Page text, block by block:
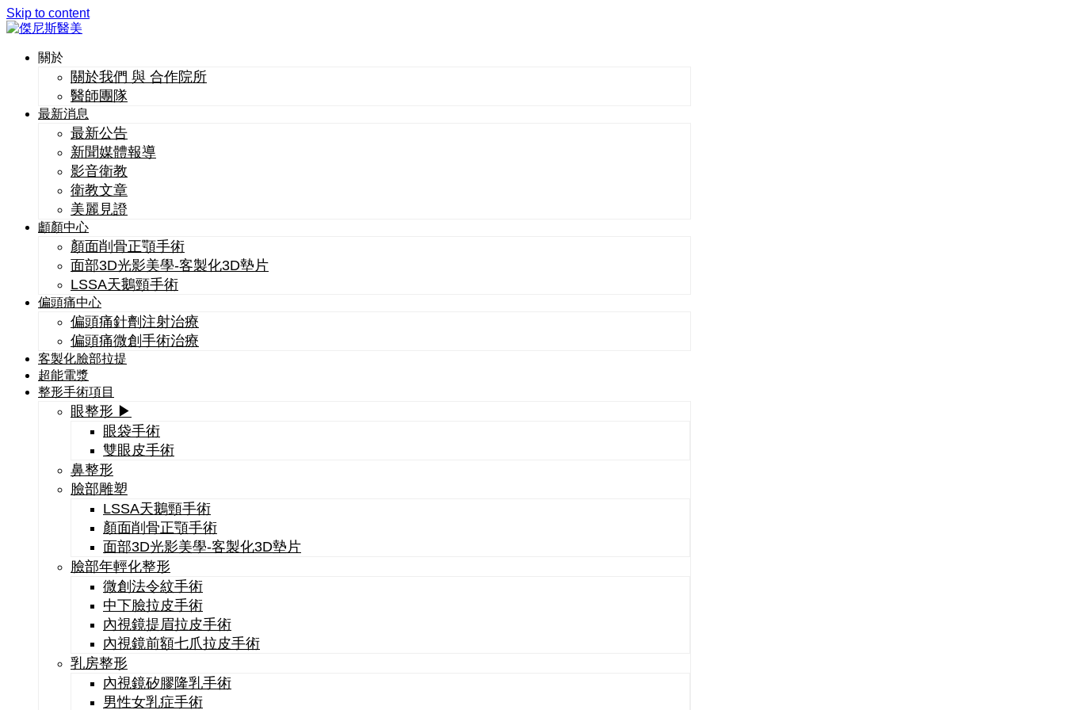
Skip to content
關於
關於我們 與 合作院所
醫師團隊
最新消息
最新公告
新聞媒體報導
影音衛教
衛教文章
美麗見證
顱顏中心
顏面削骨正顎手術
面部3D光影美學-客製化3D墊片
LSSA天鵝頸手術
偏頭痛中心
偏頭痛針劑注射治療
偏頭痛微創手術治療
客製化臉部拉提
超能電漿
整形手術項目
眼整形 ▶
眼袋手術
雙眼皮手術
鼻整形
臉部雕塑
LSSA天鵝頸手術
顏面削骨正顎手術
面部3D光影美學-客製化3D墊片
臉部年輕化整形
微創法令紋手術
中下臉拉皮手術
內視鏡提眉拉皮手術
內視鏡前額七爪拉皮手術
乳房整形
內視鏡矽膠隆乳手術
男性女乳症手術